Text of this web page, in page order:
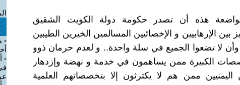
هذه أن تصدر حكومة دولة الكويت الشقيق
بين الإرهابيين و الإخصائيين المسالمين الخيرين الطيبين
وأن لا تضعوا الجميع في سلة واحدة.. و لعدم حرمان ذوو
الكبيرة ممن يساهمون في خدمة و نهضة وإزدهار
ممن هم لا يكترثون إلا بتخصصاتهم العلمية
-
-